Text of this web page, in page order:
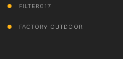
FILTER017
FACTORY OUTDOOR